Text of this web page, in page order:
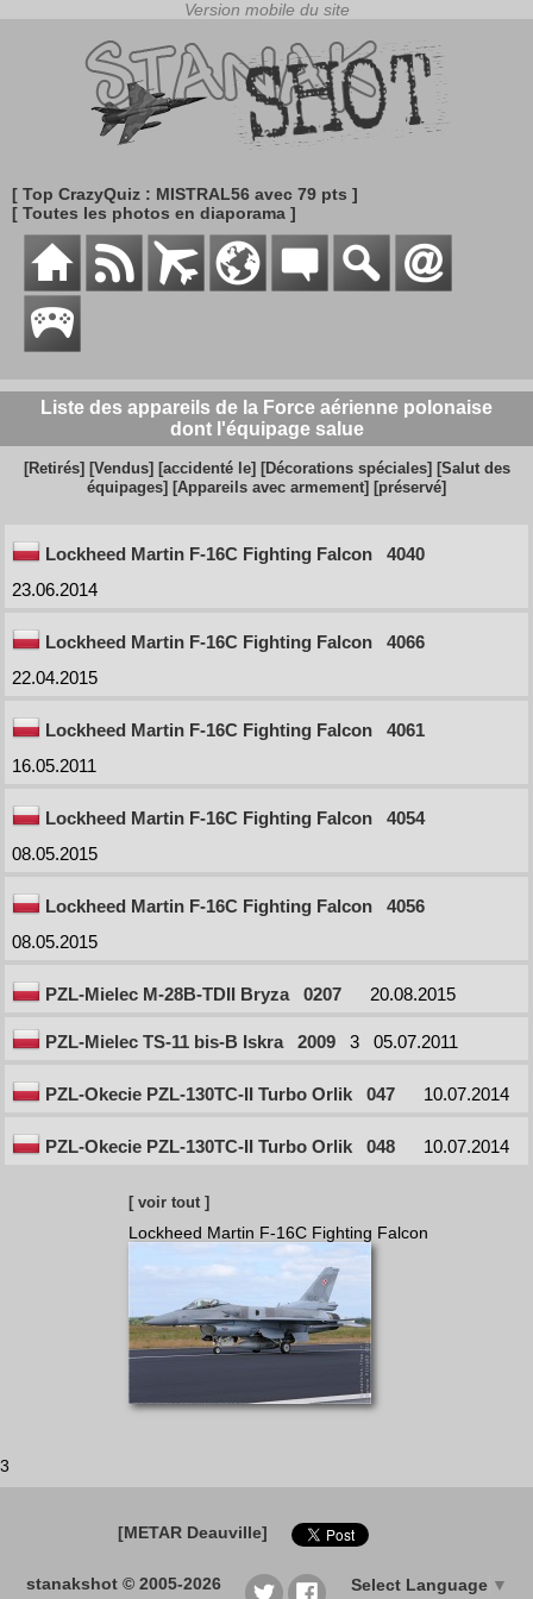
[ Top CrazyQuiz : MISTRAL56 avec 79 pts ]
[ Toutes les photos en diaporama ]
Liste des appareils de la Force aérienne polonaise
dont l'équipage salue
[Retirés] [Vendus] [accidenté le] [Décorations spéciales] [Salut des
équipages] [Appareils avec armement] [préservé]
Lockheed Martin F-16C Fighting Falcon
4040
23.06.2014
Lockheed Martin F-16C Fighting Falcon
4066
22.04.2015
Lockheed Martin F-16C Fighting Falcon
4061
16.05.2011
Lockheed Martin F-16C Fighting Falcon
4054
08.05.2015
Lockheed Martin F-16C Fighting Falcon
4056
08.05.2015
PZL-Mielec M-28B-TDII Bryza 0207 20.08.2015
PZL-Mielec TS-11 bis-B Iskra 2009 3 05.07.2011
PZL-Okecie PZL-130TC-II Turbo Orlik 047 10.07.2014
PZL-Okecie PZL-130TC-II Turbo Orlik 048 10.07.2014
[ voir tout ]
Lockheed Martin F-16C Fighting Falcon
3
[METAR Deauville]
stanakshot © 2005-2026 Select Language ▼